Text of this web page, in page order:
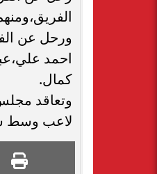
ورحل عن
احمد
كمال.
وتعاقد
لاعب وسط